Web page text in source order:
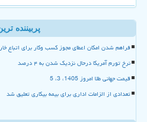
پربیننده
فراهم شدن امکان اعطای مجوز کسب وکار برای اتباع
نرخ تورم آمریکا درحال نزدیک شدن به ۴ درصد
قیمت جهانی طلا امروز 1405، 3، 5
تعدادی از الزامات اداری برای بیمه بیکاری تعلیق شد